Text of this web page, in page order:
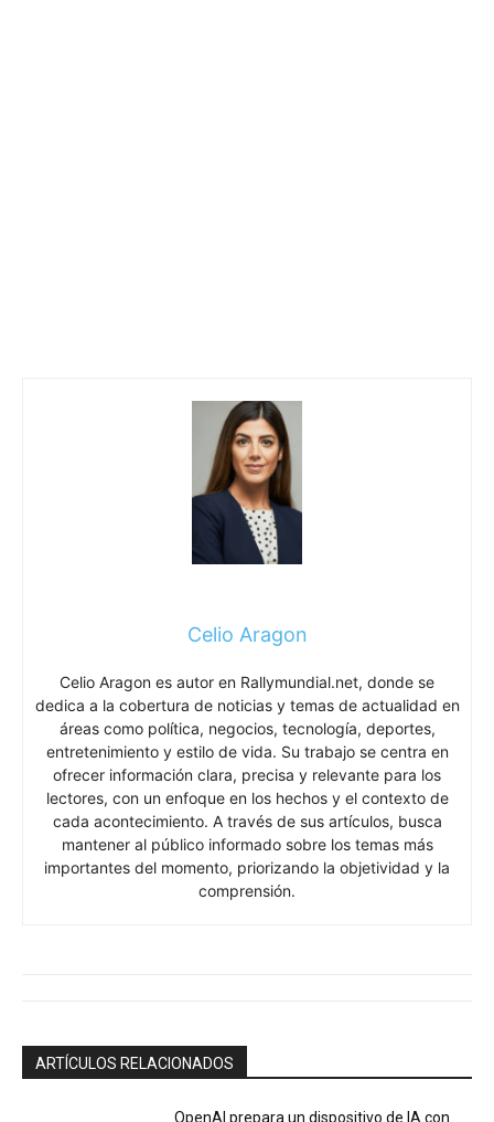
Celio Aragon
Celio Aragon es autor en Rallymundial.net, donde se
dedica a la cobertura de noticias y temas de actualidad en
áreas como política, negocios, tecnología, deportes,
entretenimiento y estilo de vida. Su trabajo se centra en
ofrecer información clara, precisa y relevante para los
lectores, con un enfoque en los hechos y el contexto de
cada acontecimiento. A través de sus artículos, busca
mantener al público informado sobre los temas más
importantes del momento, priorizando la objetividad y la
comprensión.
ARTÍCULOS RELACIONADOS
OpenAI prepara un dispositivo de IA con